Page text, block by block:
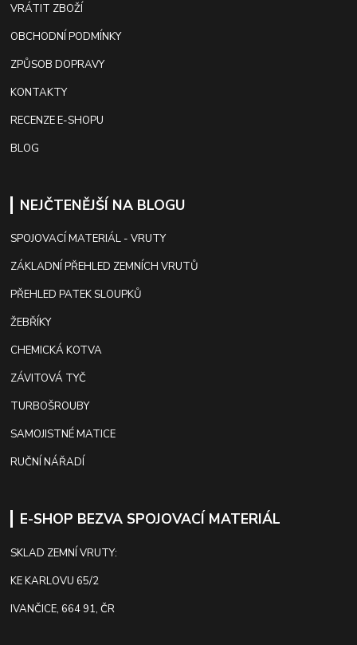
VRÁTIT ZBOŽÍ
OBCHODNÍ PODMÍNKY
ZPŮSOB DOPRAVY
KONTAKTY
RECENZE E-SHOPU
BLOG
NEJČTENĚJŠÍ NA BLOGU
SPOJOVACÍ MATERIÁL - VRUTY
ZÁKLADNÍ PŘEHLED ZEMNÍCH VRUTŮ
PŘEHLED PATEK SLOUPKŮ
ŽEBŘÍKY
CHEMICKÁ KOTVA
ZÁVITOVÁ TYČ
TURBOŠROUBY
SAMOJISTNÉ MATICE
RUČNÍ NÁŘADÍ
E-SHOP BEZVA SPOJOVACÍ MATERIÁL
SKLAD ZEMNÍ VRUTY:
KE KARLOVU 65/2
IVANČICE, 664 91, ČR